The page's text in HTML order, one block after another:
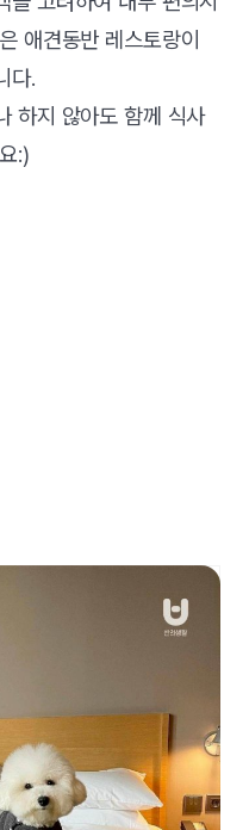
애견동반 레스토랑이
다.
하지 않아도 함께 식사
:)